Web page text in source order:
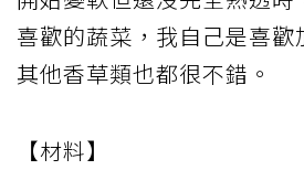
喜歡的蔬菜，我自己是喜歡
其他香草類也都很不錯。
【材料】